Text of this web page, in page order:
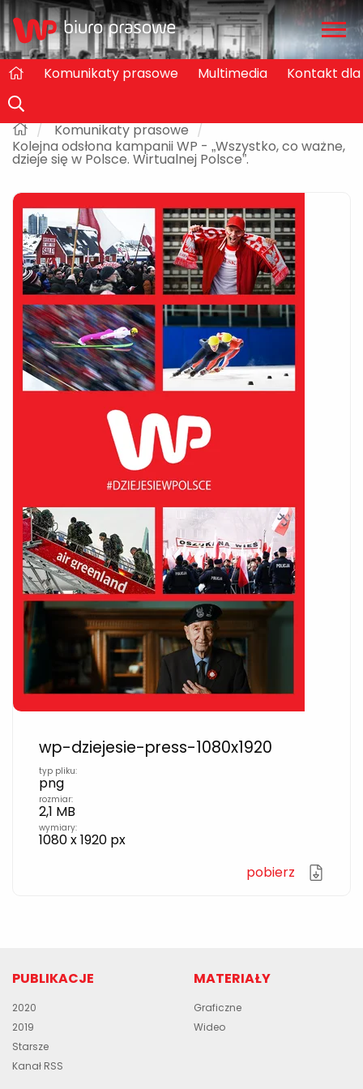
Zwiń
Komunikaty prasowe Multimedia Kontakt
Komunikaty prasowe
Kolejna odsłona kampanii WP - „Wszystko, co ważne,
dzieje się w Polsce. Wirtualnej Polsce”.
wp-dziejesie-press-1080x1920
typ pliku:
png
rozmiar:
2,1 MB
wymiary:
1080 x 1920 px
pobierz
PUBLIKACJE
2020
2019
Starsze
Kanał RSS
MATERIAŁY
Graficzne
Wideo